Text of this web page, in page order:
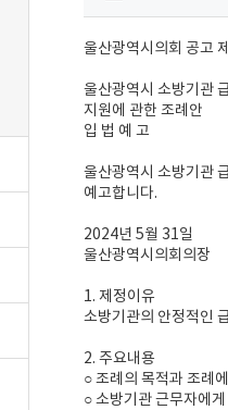
울산광역시의회 공고
울산광역시 소방기관
지원에 관한 조례안
입 법 예 고
울산광역시 소방기관
예고합니다.
2024년 5월 31일
울산광역시의회의장
1. 제정이유
소방기관의 안정적인
2. 주요내용
○ 조례의 목적과 조례
○ 소방기관 근무자에